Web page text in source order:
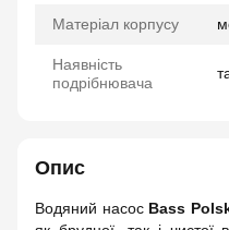
Матеріал корпусу
Наявність
подрібнювача
Опис
Водяний насос Bass